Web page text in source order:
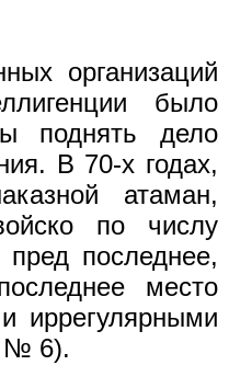
организаций
было
поднять дело
В 70-х годах,
атаман,
по числу
последнее,
место
иррегулярными
№ 6).